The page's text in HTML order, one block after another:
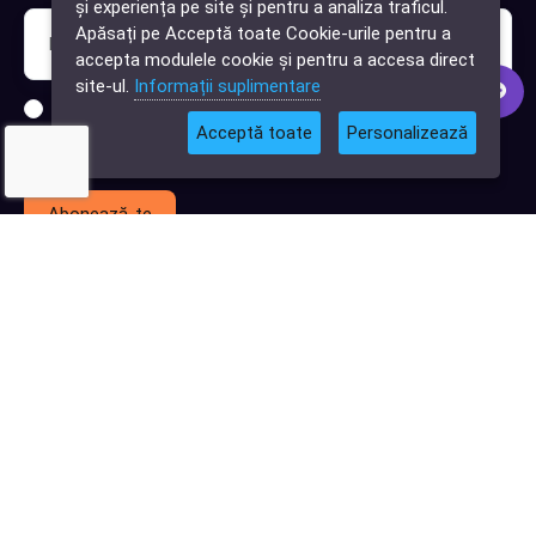
Cauți o aplicație
software?
Sunt interesat de clienți pentru compania mea IT
Sunt interesat de achiziții software
Abonează-te
și experiența pe site și pentru a analiza traficul.
Apăsați pe Acceptă toate Cookie-urile pentru a
accepta modulele cookie și pentru a accesa direct
site-ul. Informații suplimentare
Acceptă toate Personalizează